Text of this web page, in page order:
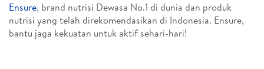
Ensure, brand nutrisi Dewasa No.1 di dunia dan produk
nutrisi yang telah direkomendasikan di Indonesia. Ensure,
bantu jaga kekuatan untuk aktif sehari-hari!